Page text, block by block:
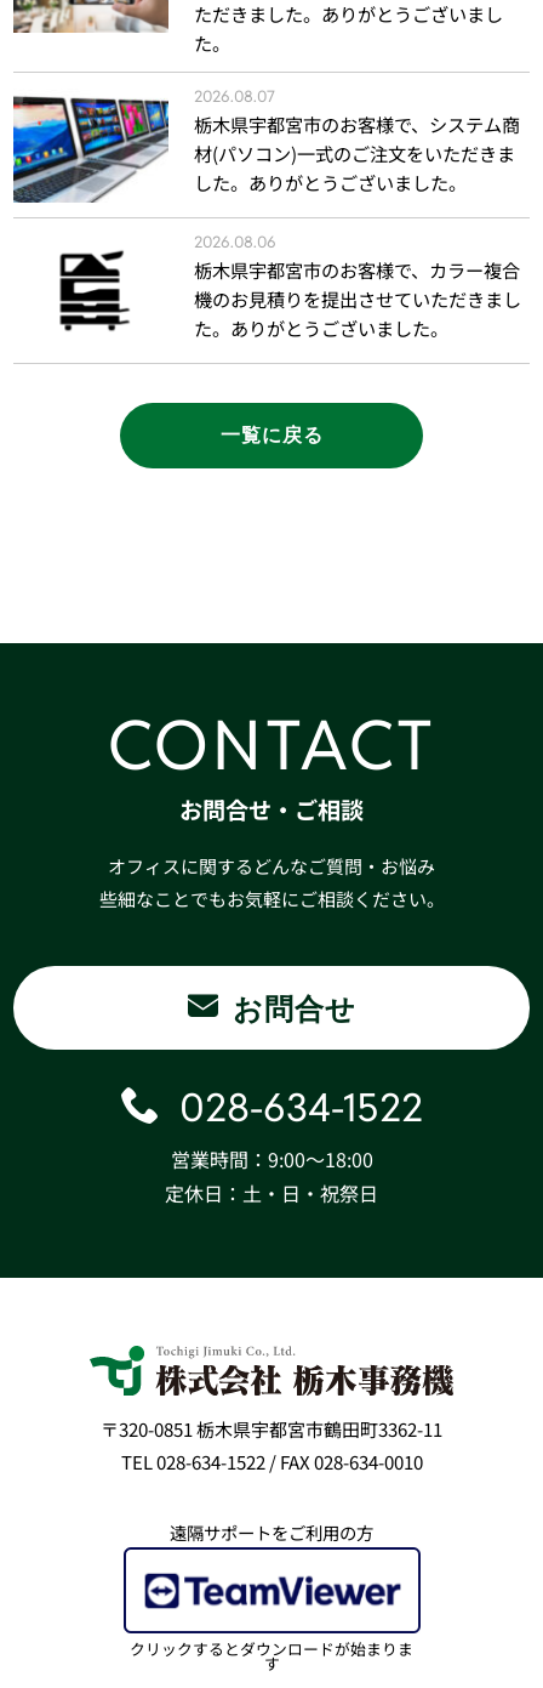
ただきました。ありがとうございまし
た。
2026.08.07
栃木県宇都宮市のお客様で、システム商
材(パソコン)一式のご注文をいただきま
した。ありがとうございました。
2026.08.06
栃木県宇都宮市のお客様で、カラー複合
機のお見積りを提出させていただきまし
た。ありがとうございました。
一覧に戻る
CONTACT
お問合せ・ご相談
オフィスに関するどんなご質問・お悩み
些細なことでもお気軽にご相談ください。
お問合せ
028-634-1522
営業時間：9:00〜18:00
定休日：土・日・祝祭日
〒320-0851 栃木県宇都宮市鶴田町3362-11
TEL 028-634-1522 / FAX 028-634-0010
遠隔サポートをご利用の方
クリックするとダウンロードが始まりま
す